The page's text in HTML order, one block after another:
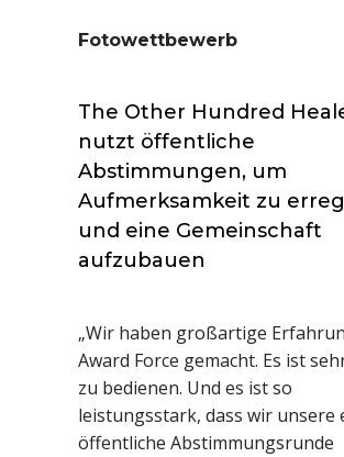
Fotowettbewerb
The Other Hundred
nutzt öffentliche
Abstimmungen, um
Aufmerksamkeit zu
und eine Gemeinschaft
aufzubauen
„Wir haben großartige
Award Force gemacht. Es ist
zu bedienen. Und es ist so
leistungsstark, dass wir unsere
öffentliche Abstimmungsrunde